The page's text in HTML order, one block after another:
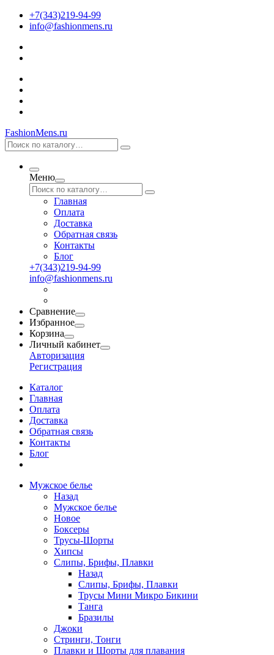
+7(343)219-94-99
info@fashionmens.ru
FashionMens.ru
Меню
Главная
Оплата
Доставка
Обратная связь
Контакты
Блог
+7(343)219-94-99
info@fashionmens.ru
Сравнение
Избранное
Корзина
Личный кабинет
Авторизация
Регистрация
Каталог
Главная
Оплата
Доставка
Обратная связь
Контакты
Блог
Мужское белье
Назад
Мужское белье
Новое
Боксеры
Трусы-Шорты
Хипсы
Слипы, Брифы, Плавки
Назад
Слипы, Брифы, Плавки
Трусы Мини Микро Бикини
Танга
Бразилы
Джоки
Стринги, Тонги
Плавки и Шорты для плавания